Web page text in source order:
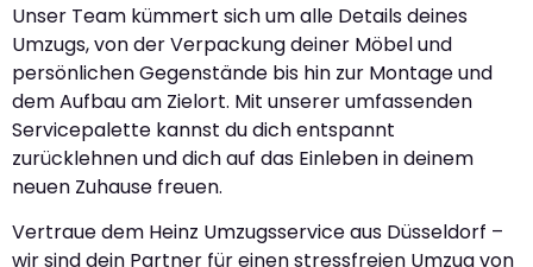
Unser Team kümmert sich um alle Details deines
Umzugs, von der Verpackung deiner Möbel und
persönlichen Gegenstände bis hin zur Montage und
dem Aufbau am Zielort. Mit unserer umfassenden
Servicepalette kannst du dich entspannt
zurücklehnen und dich auf das Einleben in deinem
neuen Zuhause freuen.
Vertraue dem Heinz Umzugsservice aus Düsseldorf –
wir sind dein Partner für einen stressfreien Umzug von